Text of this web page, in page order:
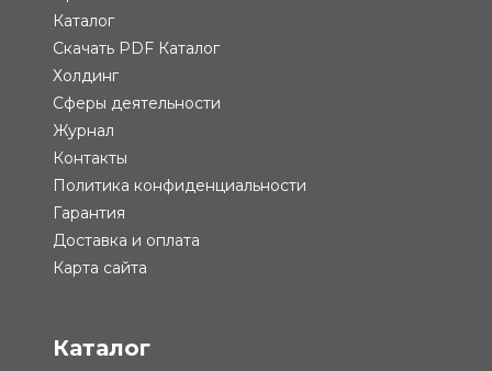
Каталог
Скачать PDF Каталог
Холдинг
Сферы деятельности
Журнал
Контакты
Политика конфиденциальности
Гарантия
Доставка и оплата
Карта сайта
Каталог